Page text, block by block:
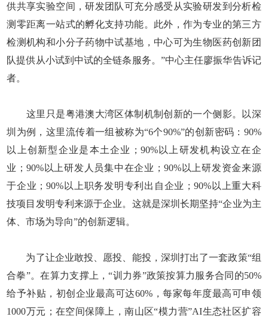
供共享实验空间，研发团队可充分感受从实验研发到分析检
测零距离一站式的孵化支持功能。此外，作为专业的第三方
检测机构和小分子药物中试基地，中心可为生物医药创新团
队提供从小试到中试的全链条服务。”中心主任廖振华告诉记
者。
这里只是粤港澳大湾区体制机制创新的一个侧影。以深
圳为例，这里流传着一组被称为“6个90%”的创新密码：90%
以上创新型企业是本土企业；90%以上研发机构设立在企
业；90%以上研发人员集中在企业；90%以上研发资金来源
于企业；90%以上职务发明专利出自企业；90%以上重大科
技项目发明专利来源于企业。这就是深圳长期坚持“企业为主
体、市场为导向”的创新逻辑。
为了让企业敢投、愿投、能投，深圳打出了一套政策“组
合拳”。在算力支撑上，“训力券”政策按算力服务合同的50%
给予补贴，初创企业最高可达60%，每家每年度最高可申领
1000万元；在空间保障上，南山区“模力营”AI生态社区扩容